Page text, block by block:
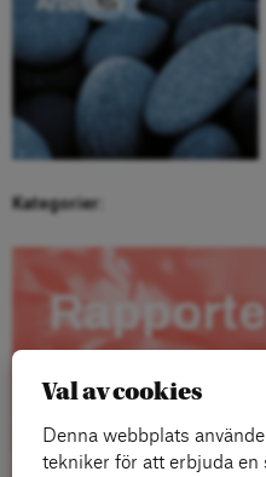
Kategorier:
Val av cookies
Denna webbplats
tekniker för att erbjuda en